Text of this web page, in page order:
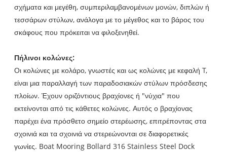
σχήματα και μεγέθη, συμπεριλαμβανομένων μονών, διπλών ή
τεσσάρων στύλων, ανάλογα με το μέγεθος και το βάρος του
σκάφους που πρόκειται να φιλοξενηθεί.
Πήλινοι κολώνες:
Οι κολώνες με κολάρο, γνωστές και ως κολώνες με κεφαλή T,
είναι μια παραλλαγή των παραδοσιακών στύλων πρόσδεσης
πλοίων. Έχουν οριζόντιους βραχίονες ή "νύχια" που
εκτείνονται από τις κάθετες κολώνες. Αυτός ο βραχίονας
παρέχει ένα πρόσθετο σημείο στερέωσης, επιτρέποντας στα
σχοινιά και τα σχοινιά να στερεώνονται σε διαφορετικές
γωνίες. Boat Mooring Bollard 316 Stainless Steel Dock